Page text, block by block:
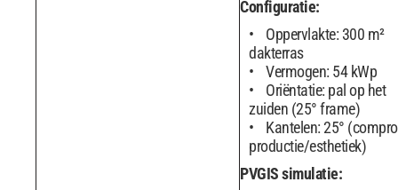
Configuratie:
Oppervlakte: 300 m²
dakterras
Vermogen: 54 kWp
Oriëntatie: pal op het
zuiden (25° frame)
Kantelen: 25°
productie/esthetiek)
PVGIS simulatie: